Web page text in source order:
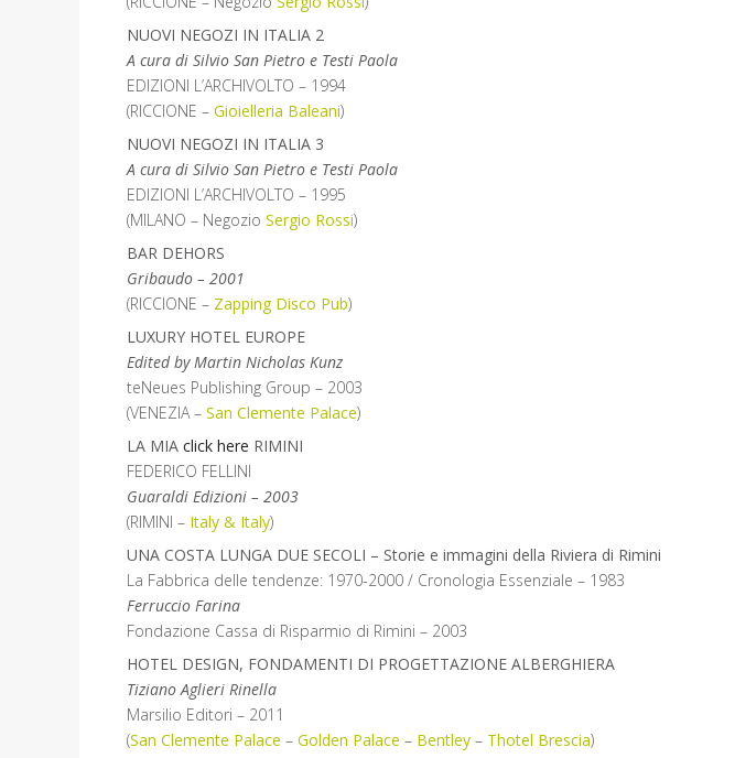
NUOVI NEGOZI IN ITALIA 2
A cura di Silvio San Pietro e Testi Paola
EDIZIONI L’ARCHIVOLTO – 1994
(RICCIONE –Gioielleria Baleani)
NUOVI NEGOZI IN ITALIA 3
A cura di Silvio San Pietro e Testi Paola
EDIZIONI L’ARCHIVOLTO – 1995
(MILANO – NegozioSergio Rossi)
BAR DEHORS
Gribaudo – 2001
(RICCIONE – Zapping Disco Pub)
LUXURY HOTEL EUROPE
Edited by Martin Nicholas Kunz
teNeues Publishing Group – 2003
(VENEZIA –San Clemente Palace)
LA MIAclick here RIMINI
FEDERICO FELLINI
Guaraldi Edizioni – 2003
(RIMINI – Italy & Italy)
UNA COSTA LUNGA DUE SECOLI – Storie e immagini della Riviera di Rimini
La Fabbrica delle tendenze: 1970-2000 / Cronologia Essenziale – 1983
Ferruccio Farina
Fondazione Cassa di Risparmio di Rimini – 2003
HOTEL DESIGN, FONDAMENTI DI PROGETTAZIONE ALBERGHIERA
Tiziano Aglieri Rinella
Marsilio Editori – 2011
(San Clemente Palace –Golden Palace – Bentley – Thotel Brescia)